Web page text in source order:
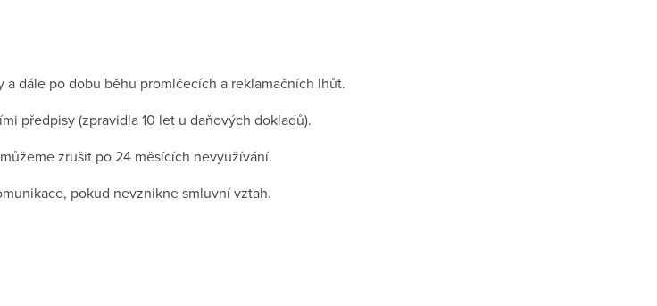
a dále po dobu běhu promlčecích a reklamačních lhůt.
předpisy (zpravidla 10 let u daňových dokladů).
zrušit po 24 měsících nevyužívání.
pokud nevznikne smluvní vztah.